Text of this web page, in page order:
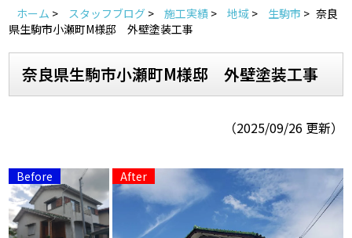
地域の事例がいっぱい
Home お客様の声
スタッフブログ
よくあるご質問 屋根リフォームについて
雨漏りについて 雨漏りの施工実績
ホーム > スタッフブログ > 施工実績 > 地域 > 生駒市 > 奈良
県生駒市小瀬町M様邸 外壁塗装工事
奈良県生駒市小瀬町M様邸 外壁塗装工事
（2025/09/26 更新）